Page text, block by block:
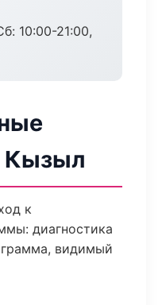
10:00-21:00,
Кызыл
к
диагностика
видимый